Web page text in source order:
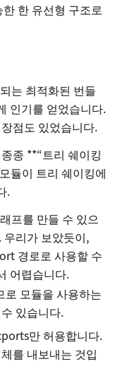
한 유선형 구조로
는 최적화된 번들
인기를 얻었습니다.
점도 있었습니다.
종 **“트리 쉐이킹
듈이 트리 쉐이킹에
.
프를 만들 수 있으
리가 보았듯이,
경로로 사용할 수
어렵습니다.
로 모듈을 사용하는
있습니다.
만 허용합니다.
를 내보내는 것입